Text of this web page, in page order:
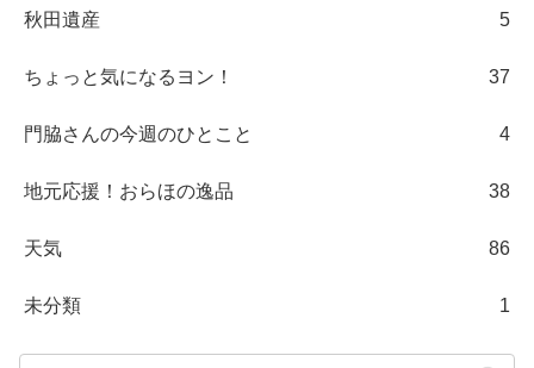
秋田遺産 5
ちょっと気になるヨン！ 37
門脇さんの今週のひとこと 4
地元応援！おらほの逸品 38
天気 86
未分類 1